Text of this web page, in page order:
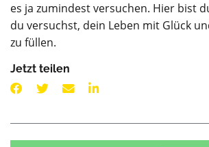
es ja zumindest versuchen. Hier bist
du versuchst, dein Leben mit Glück
zu füllen.
Jetzt teilen